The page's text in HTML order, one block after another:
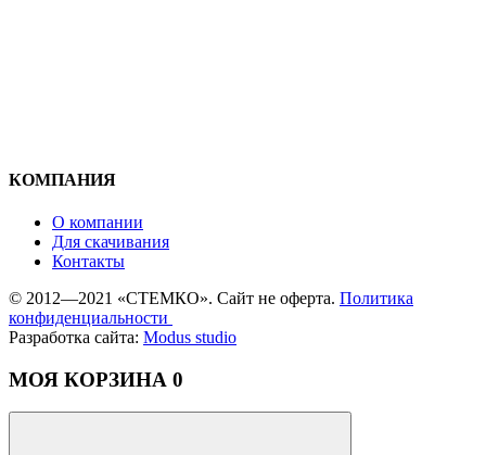
КОМПАНИЯ
О компании
Для скачивания
Контакты
© 2012—2021 «СТЕМКО». Сайт не оферта. Политика
конфиденциальности
Разработка сайта: Modus studio
МОЯ КОРЗИНА 0